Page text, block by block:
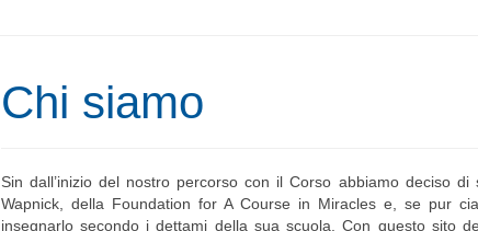
Chi siamo
Sin dall’inizio del nostro percorso con il Corso abbiamo deciso
Wapnick, della Foundation for A Course in Miracles e, se pur
insegnarlo secondo i dettami della sua scuola. Con questo sito